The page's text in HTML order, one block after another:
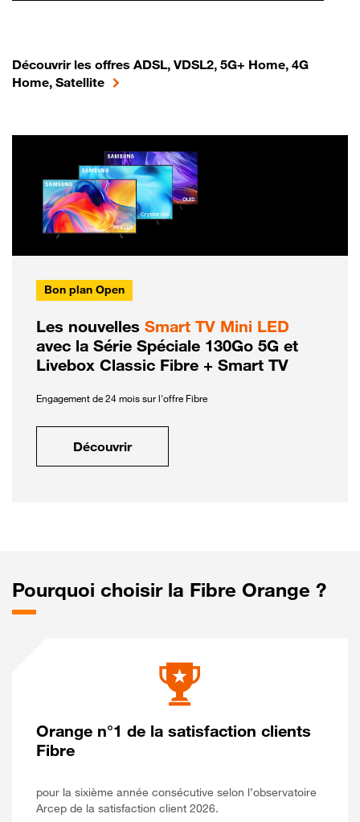
Découvrir les offres ADSL, VDSL2, 5G+ Home, 4G
Home, Satellite
Bon plan Open
Les nouvelles Smart TV Mini LED
avec la Série Spéciale 130Go 5G et
Livebox Classic Fibre + Smart TV
Engagement de 24 mois sur l'offre Fibre
Découvrir
Pourquoi choisir la Fibre Orange ?
Orange n°1 de la satisfaction clients
Fibre
pour la sixième année consécutive selon l’observatoire
Arcep de la satisfaction client 2026.